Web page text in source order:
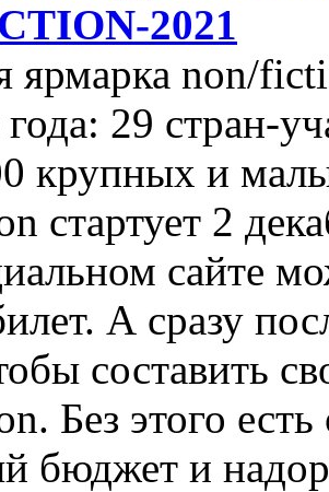
2021
non/
29 стран-
крупных и
стартует 2
сайте
А сразу
составить
Без этого есть
бюджет и